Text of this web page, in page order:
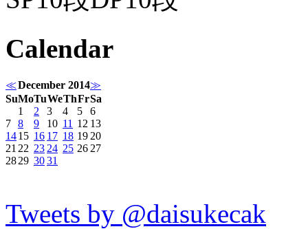
Calendar
≪December 2014≫
SuMoTuWeThFrSa
1
2 3 4 5
6
7 8 9 10 11 12 13
1415 16 17 18 19 20
21 22 23 24 25 26 27
2829 3031
Tweets by @daisukecak